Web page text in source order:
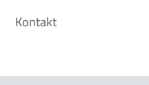
Kontakt